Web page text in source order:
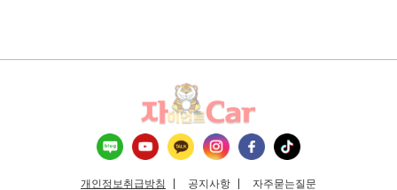
개인정보취급방침 공지사항 자주묻는질문